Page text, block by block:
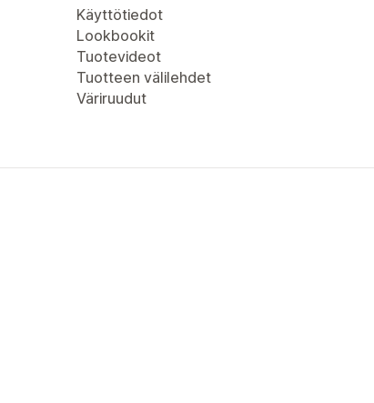
Käyttötiedot
Lookbookit
Tuotevideot
Tuotteen välilehdet
Väriruudut